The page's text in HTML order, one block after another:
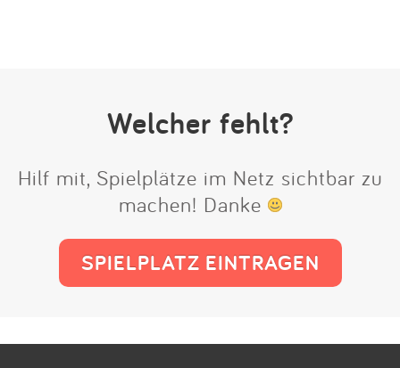
Welcher fehlt?
Hilf mit, Spielplätze im Netz sichtbar zu
machen! Danke
SPIELPLATZ EINTRAGEN